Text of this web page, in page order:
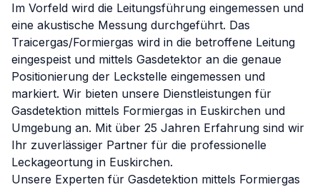
Im Vorfeld wird die Leitungsführung eingemessen und
eine akustische Messung durchgeführt. Das
Traicergas/Formiergas wird in die betroffene Leitung
eingespeist und mittels Gasdetektor an die genaue
Positionierung der Leckstelle eingemessen und
markiert. Wir bieten unsere Dienstleistungen für
Gasdetektion mittels Formiergas in Euskirchen und
Umgebung an. Mit über 25 Jahren Erfahrung sind wir
Ihr zuverlässiger Partner für die professionelle
Leckageortung in Euskirchen.
Unsere Experten für Gasdetektion mittels Formiergas